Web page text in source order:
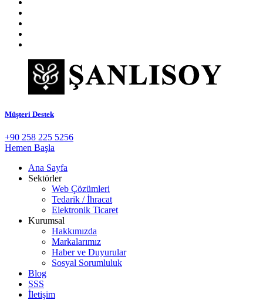
Müşteri Destek
+90 258 225 5256
Hemen Başla
Ana Sayfa
Sektörler
Web Çözümleri
Tedarik / İhracat
Elektronik Ticaret
Kurumsal
Hakkımızda
Markalarımız
Haber ve Duyurular
Sosyal Sorumluluk
Blog
SSS
İletişim